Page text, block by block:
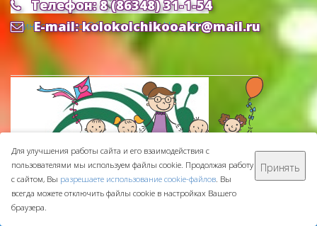
Министерство Образования и Науки РФ
Телефон: 8 (86348) 31-1-54
E-mail: kolokolchikooakr@mail.ru
МБДОУ ДС "Колокольчик" © 2016-2026
Сделано с ❤ вООО "Проводник"
Для улучшения работы сайта и его взаимодействия с
пользователями мы используем файлы cookie. Продолжая работу
с сайтом, Вы разрешаете использование cookie-файлов. Вы
всегда можете отключить файлы cookie в настройках Вашего
браузера.
Принять